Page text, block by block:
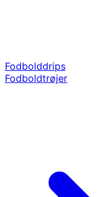
Fodbolddrips
Fodboldtrøjer